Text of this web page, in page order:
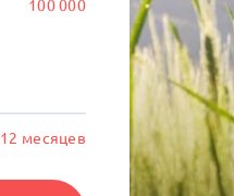
100 000
12 месяцев